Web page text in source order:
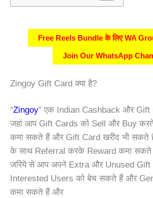
Free Reels Bundle के लिए WA
Join Our WhatsApp
Zingoy Gift Card क्या है?
“Zingoy” एक Indian Cashback और Gift
जहां आप Gift Cards को Sell और Buy
कमा सकते हैं और Gift Card खरीद भी सकते
के साथ Referral करके Reward कमा
जरिये से आप अपने Extra और Unused Gift
Interested Users को बेच सकते हैं और
कमा सकते हैं और